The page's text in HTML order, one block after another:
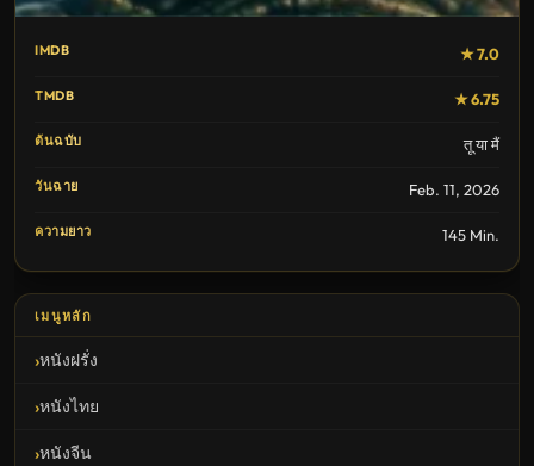
IMDB ★ 7.0
TMDB ★ 6.75
ต้นฉบับ तू या मैं
วันฉาย Feb. 11, 2026
ความยาว 145 Min.
เมนูหลัก
หนังฝรั่ง
หนังไทย
หนังจีน